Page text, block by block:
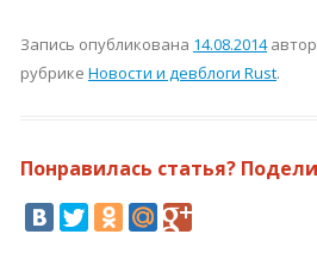
Запись опубликована 14.08.2014
рубрике Новости и девблоги Rust.
Понравилась статья?